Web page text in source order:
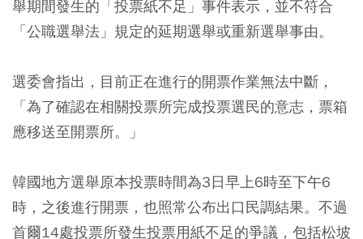
舉期間發生的「投票紙不足」事件表示，並不符合
「公職選舉法」規定的延期選舉或重新選舉事由。
選委會指出，目前正在進行的開票作業無法中斷，
「為了確認在相關投票所完成投票選民的意志，票箱
應移送至開票所。」
韓國地方選舉原本投票時間為3日早上6時至下午6
時，之後進行開票，也照常公布出口民調結果。不過
首爾14處投票所發生投票用紙不足的爭議，包括松坡